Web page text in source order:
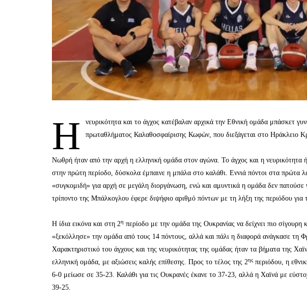
Η
νευρικότητα και το άγχος κατέβαλαν αρχικά την Εθνική ομάδα μπάσκετ
πρωταθλήματος Καλαθοσφαίρισης Κωφών, που διεξάγεται στο Ηράκλειο
Νωθρή ήταν από την αρχή η ελληνική ομάδα στον αγώνα. Το άγχος και η
στην πρώτη περίοδο, δύσκολα έμπαινε η μπάλα στο καλάθι. Εννιά πόντοι στα πρώτα
«συγκομιδή» για αρχή σε μεγάλη διοργάνωση, ενώ και αμυντικά η ομάδα δεν
τρίποντο της Μπάλκογλου έφερε διψήφιο αριθμό πόντων με τη λήξη της περιόδου για
Η ίδια εικόνα και στη 2η περίοδο με την ομάδα της Ουκρανίας να δείχνει πιο
«ξεκόλλησε» την ομάδα από τους 14 πόντους, αλλά και πάλι η διαφορά ανάγκασε τη
Χαρακτηριστικό του άγχους και της νευρικότητας της ομάδας ήταν τα βήματα της
ελληνική ομάδα, με αξιώσεις καλής επίθεσης. Προς το τέλος της 2ηςπεριόδου, η
6-0 μείωσε σε 35-23. Καλάθι για τις Ουκρανές έκανε το 37-23, αλλά η Χαϊνά με
39-25.